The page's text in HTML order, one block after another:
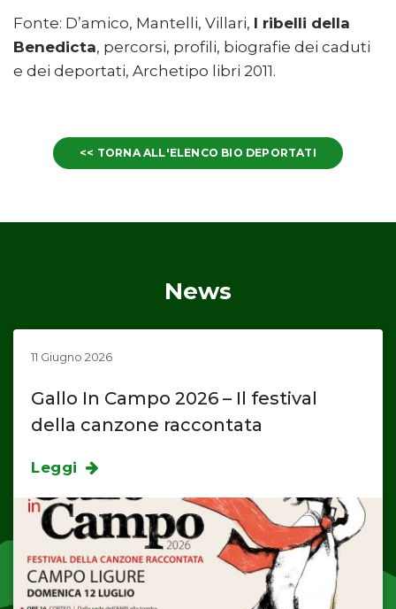
Fonte: D’amico, Mantelli, Villari, I ribelli della
Benedicta, percorsi, profili, biografie dei caduti
e dei deportati, Archetipo libri 2011.
<< TORNA ALL'ELENCO BIO DEPORTATI
News
11 Giugno 2026
Gallo In Campo 2026 – Il festival
della canzone raccontata
Leggi